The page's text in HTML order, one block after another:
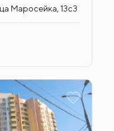
Маросейка, 13с3